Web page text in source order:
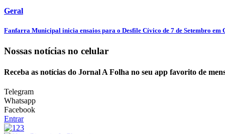
Geral
Fanfarra Municipal inicia ensaios para o Desfile Cívico de 7 de Setembro em
Nossas notícias no celular
Receba as notícias do Jornal A Folha no seu app favorito de
Telegram
Whatsapp
Facebook
Entrar